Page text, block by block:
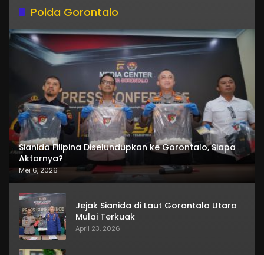
Polda Gorontalo
Sianida Filipina Diselundupkan ke Gorontalo, Siapa
Aktornya?
Mei 6, 2026
Jejak Sianida di Laut Gorontalo Utara
Mulai Terkuak
April 23, 2026